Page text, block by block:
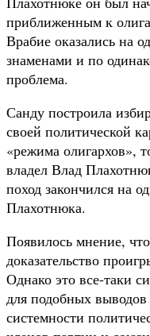
приближенным к
Врабие оказались на
знаменами и по
проблема.
Санду построила
своей политической
«режима олигархов»,
владел Влад
поход закончился на
Плахотнюка.
Появилось мнение,
доказательство
Однако это все-таки
для подобных
системности